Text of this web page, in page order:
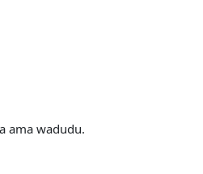
ama wadudu.